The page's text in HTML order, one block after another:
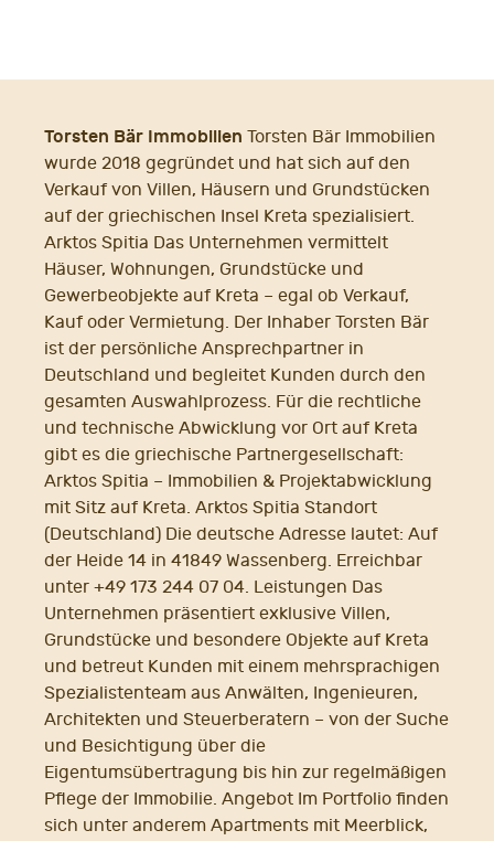
Torsten Bär Immobilien Torsten Bär Immobilien
wurde 2018 gegründet und hat sich auf den
Verkauf von Villen, Häusern und Grundstücken
auf der griechischen Insel Kreta spezialisiert.
Arktos Spitia Das Unternehmen vermittelt
Häuser, Wohnungen, Grundstücke und
Gewerbeobjekte auf Kreta – egal ob Verkauf,
Kauf oder Vermietung. Der Inhaber Torsten Bär
ist der persönliche Ansprechpartner in
Deutschland und begleitet Kunden durch den
gesamten Auswahlprozess. Für die rechtliche
und technische Abwicklung vor Ort auf Kreta
gibt es die griechische Partnergesellschaft:
Arktos Spitia – Immobilien & Projektabwicklung
mit Sitz auf Kreta. Arktos Spitia Standort
(Deutschland) Die deutsche Adresse lautet: Auf
der Heide 14 in 41849 Wassenberg. Erreichbar
unter +49 173 244 07 04. Leistungen Das
Unternehmen präsentiert exklusive Villen,
Grundstücke und besondere Objekte auf Kreta
und betreut Kunden mit einem mehrsprachigen
Spezialistenteam aus Anwälten, Ingenieuren,
Architekten und Steuerberatern – von der Suche
und Besichtigung über die
Eigentumsübertragung bis hin zur regelmäßigen
Pflege der Immobilie. Angebot Im Portfolio finden
sich unter anderem Apartments mit Meerblick,